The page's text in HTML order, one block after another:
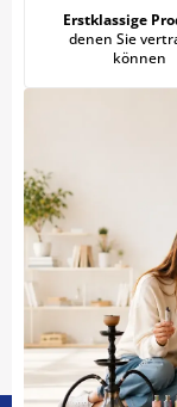
Erstklassige
denen Sie
können